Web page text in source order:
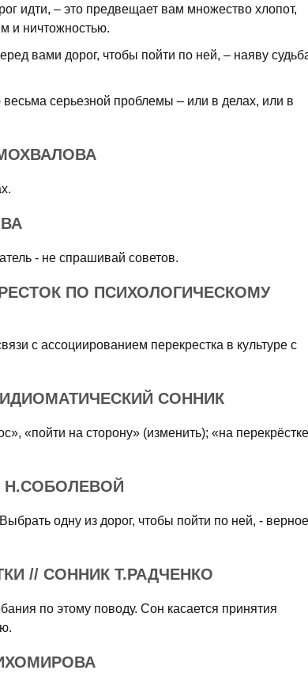
идти, – это предвещает вам множество хлопот,
и ничтожностью.
вами дорог, чтобы пойти по ней, – наяву
серьезной проблемы – или в делах, или в
- не спрашивай советов.
ПО ПСИХОЛОГИЧЕСКОМУ
с ассоциированием перекрестка в культуре с
СОННИК
«пойти на сторону» (изменить); «на перекрёстке
Н.СОБОЛЕВОЙ
одну из дорог, чтобы пойти по ней, - верное
// СОННИК Т.РАДЧЕНКО
по этому поводу. Сон касается принятия